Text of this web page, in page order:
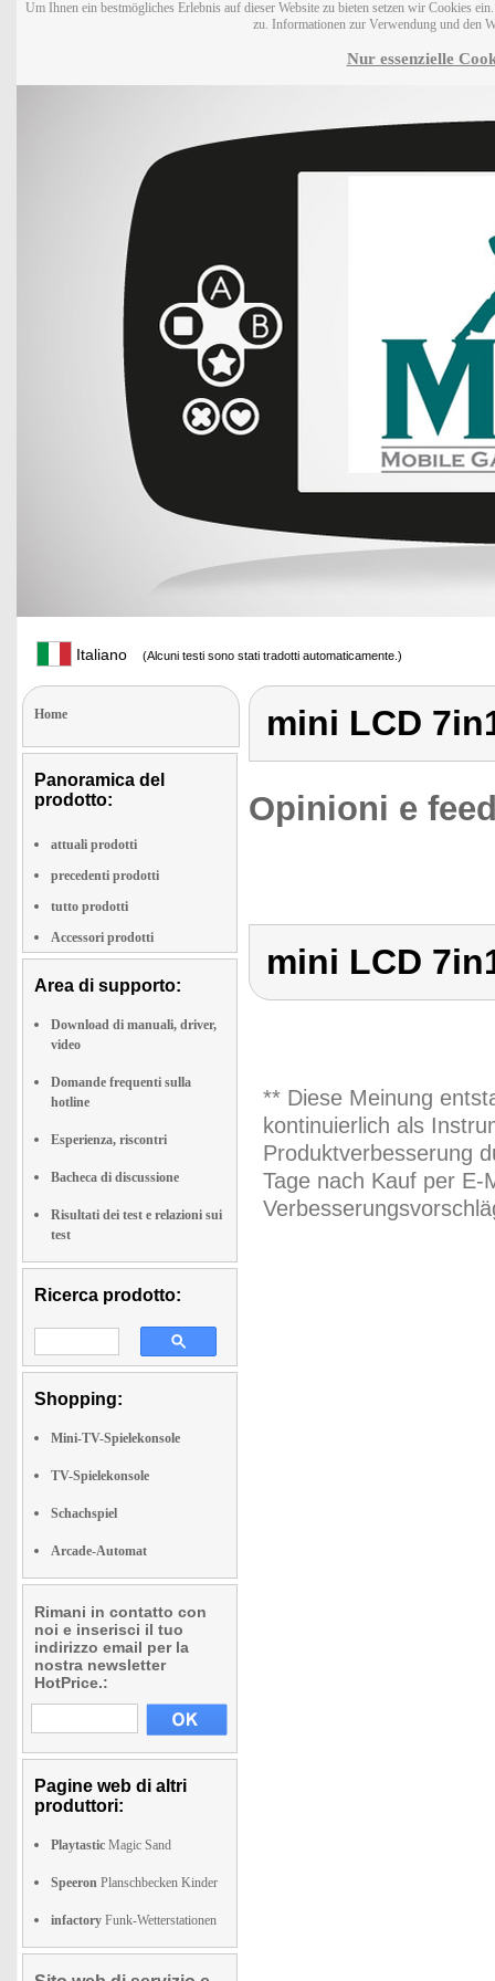
Um Ihnen ein bestmögliches Erlebnis auf dieser Website zu bieten setzen wir Cookies
zu. Informationen zur Verwendung und den
Nur essenzielle
Italiano (Alcuni testi sono stati tradotti automaticamente.)
Home
Panoramica del
prodotto:
attuali prodotti
precedenti prodotti
tutto prodotti
Accessori prodotti
Area di supporto:
Download di manuali, driver,
video
Domande frequenti sulla
hotline
Esperienza, riscontri
Bacheca di discussione
Risultati dei test e relazioni sui
test
Ricerca prodotto:
Shopping:
Mini-TV-Spielekonsole
TV-Spielekonsole
Schachspiel
Arcade-Automat
Rimani in contatto con
noi e inserisci il tuo
indirizzo email per la
nostra newsletter
HotPrice.:
Pagine web di altri
produttori:
Playtastic Magic Sand
Speeron Planschbecken Kinder
infactory Funk-Wetterstationen
mini LCD
Opinioni e
mini LCD
** Diese Meinung
kontinuierlich als
Produktverbesserung
Tage nach Kauf per E-